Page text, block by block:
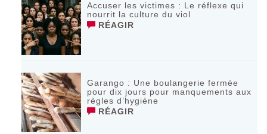
Accuser les victimes : Le réflexe qui
nourrit la culture du viol
RÉAGIR
Garango : Une boulangerie fermée
pour dix jours pour manquements aux
règles d’hygiène
RÉAGIR